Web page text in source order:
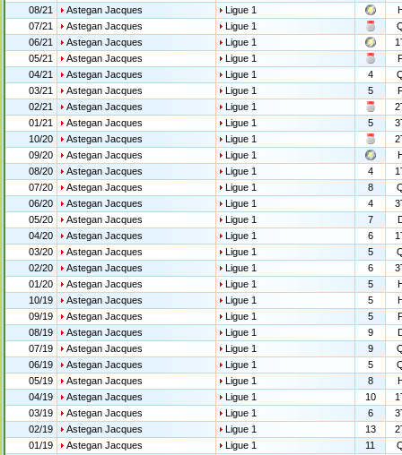
08/21
Astegan Jacques Ligue 1
07/21
Astegan Jacques Ligue 1
06/21
Astegan Jacques Ligue 1
05/21
Astegan Jacques Ligue 1
04/21
Astegan Jacques Ligue 1 4
03/21
Astegan Jacques Ligue 1 5
02/21
Astegan Jacques Ligue 1
01/21
Astegan Jacques Ligue 1 5
10/20
Astegan Jacques Ligue 1
09/20
Astegan Jacques Ligue 1
08/20
Astegan Jacques Ligue 1 4
07/20
Astegan Jacques Ligue 1 8
06/20
Astegan Jacques Ligue 1 4
05/20
Astegan Jacques Ligue 1 7
04/20
Astegan Jacques Ligue 1 6
03/20
Astegan Jacques Ligue 1 5
02/20
Astegan Jacques Ligue 1 6
01/20
Astegan Jacques Ligue 1 5
10/19
Astegan Jacques Ligue 1 5
09/19
Astegan Jacques Ligue 1 5
08/19
Astegan Jacques Ligue 1 9
07/19
Astegan Jacques Ligue 1 9
06/19
Astegan Jacques Ligue 1 5
05/19
Astegan Jacques Ligue 1 8
04/19
Astegan Jacques Ligue 1 10
03/19
Astegan Jacques Ligue 1 6
02/19
Astegan Jacques Ligue 1 13
01/19
Astegan Jacques Ligue 1 11